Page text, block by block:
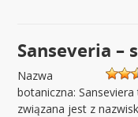
Sanseveria –
Nazwa
botaniczna:
związana jest z